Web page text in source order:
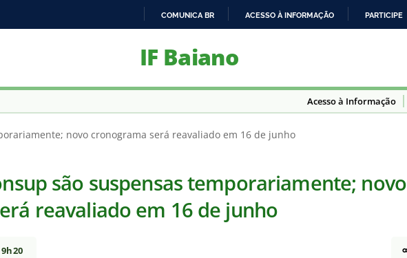
PARA
COMUNICA BR ACESSO À INFORMAÇÃO PARTICIPE
IF Baiano
Acesso à Informação
novo cronograma será reavaliado em 16 de junho
são suspensas temporariamente; novo
reavaliado em 16 de junho